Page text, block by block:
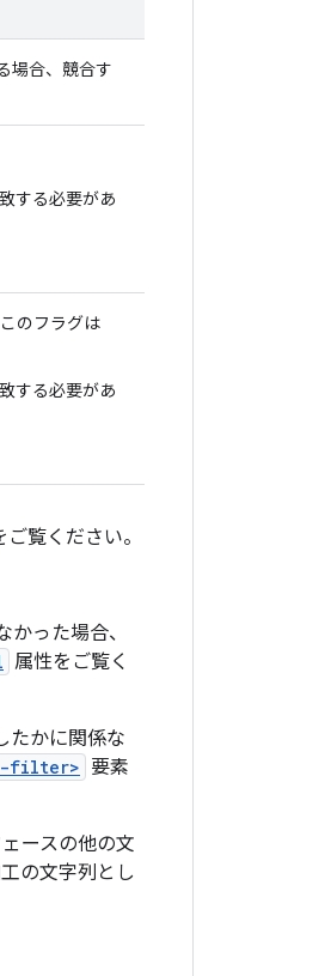
場合、競合す
する必要があ
のフラグは
する必要があ
ご覧ください。
った場合、
属性をご覧く
たかに関係な
filter> 要素
ースの他の文
の文字列とし